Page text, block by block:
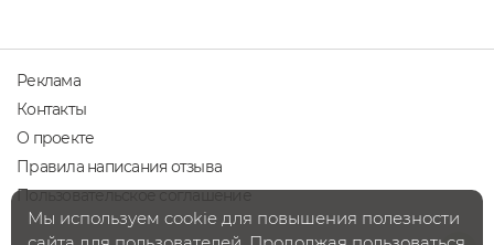
Реклама
Контакты
О проекте
Правила написания отзыва
Пользовательское соглашение
Мы используем cookie для повышения полезности